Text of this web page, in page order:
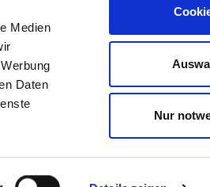
Medien
Daten
Nur